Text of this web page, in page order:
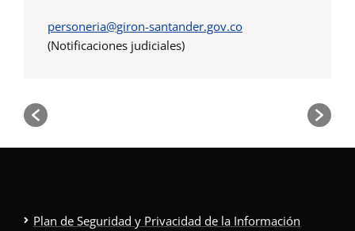
personeria@giron-santander.gov.co
(Notificaciones judiciales)
Plan de Seguridad y Privacidad de la Información